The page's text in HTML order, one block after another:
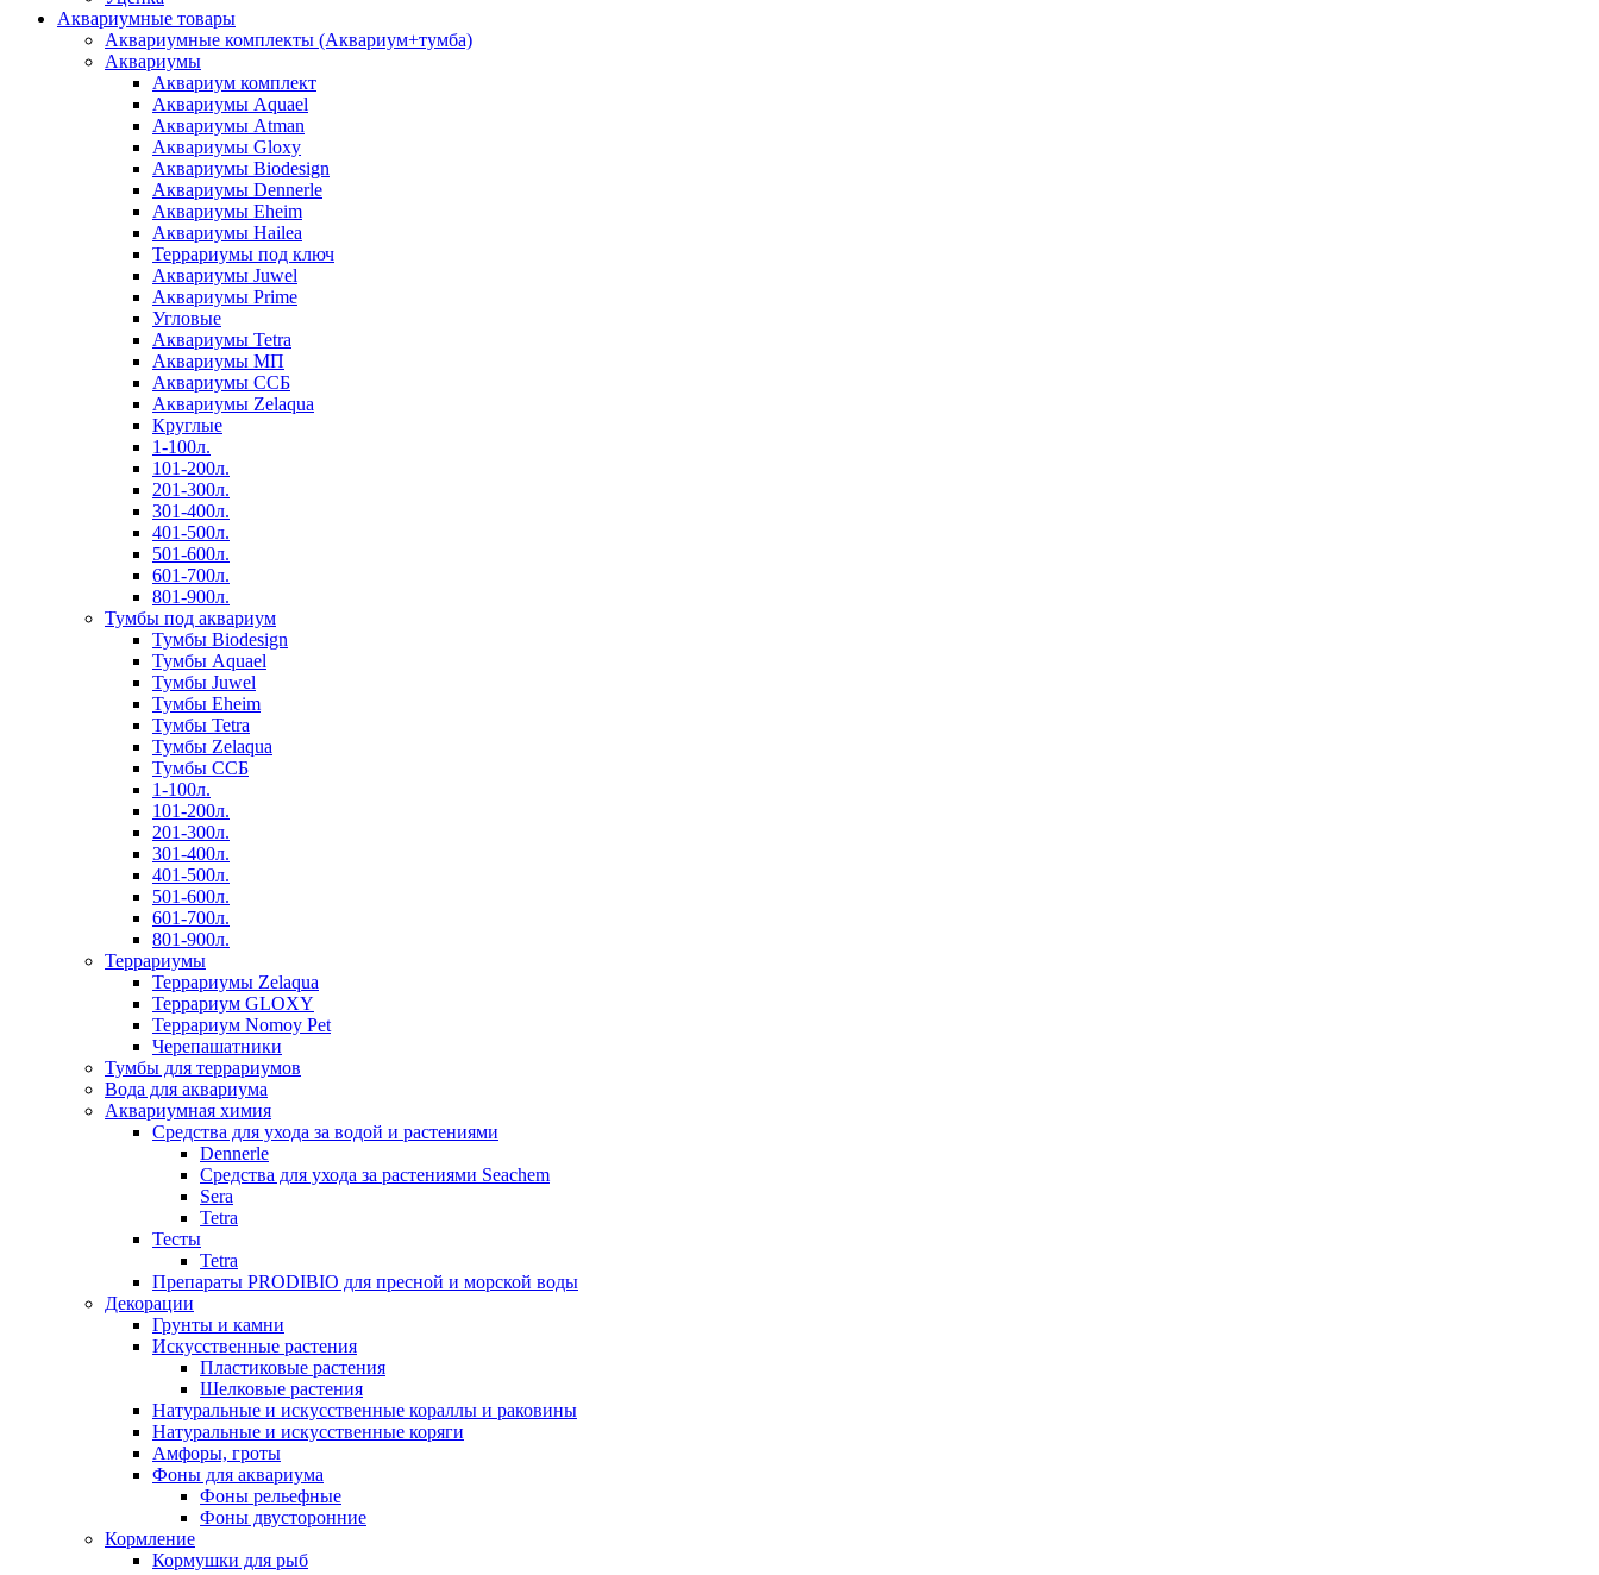
Аквариумные товары
Аквариумные комплекты (Аквариум+тумба)
Аквариумы
Аквариум комплект
Аквариумы Aquael
Аквариумы Atman
Аквариумы Gloxy
Аквариумы Biodesign
Аквариумы Dennerle
Аквариумы Eheim
Аквариумы Hailea
Террариумы под ключ
Аквариумы Juwel
Аквариумы Prime
Угловые
Аквариумы Tetra
Аквариумы МП
Аквариумы ССБ
Аквариумы Zelaqua
Круглые
1-100л.
101-200л.
201-300л.
301-400л.
401-500л.
501-600л.
601-700л.
801-900л.
Тумбы под аквариум
Тумбы Biodesign
Тумбы Aquael
Тумбы Juwel
Тумбы Eheim
Тумбы Tetra
Тумбы Zelaqua
Тумбы ССБ
1-100л.
101-200л.
201-300л.
301-400л.
401-500л.
501-600л.
601-700л.
801-900л.
Террариумы
Террариумы Zelaqua
Террариум GLOXY
Террариум Nomoy Pet
Черепашатники
Тумбы для террариумов
Вода для аквариума
Аквариумная химия
Средства для ухода за водой и растениями
Dennerle
Средства для ухода за растениями Seachem
Sera
Tetra
Тесты
Tetra
Препараты PRODIBIO для пресной и морской воды
Декорации
Грунты и камни
Искусственные растения
Пластиковые растения
Шелковые растения
Натуральные и искусственные кораллы и раковины
Натуральные и искусственные коряги
Амфоры, гроты
Фоны для аквариума
Фоны рельефные
Фоны двусторонние
Кормление
Кормушки для рыб